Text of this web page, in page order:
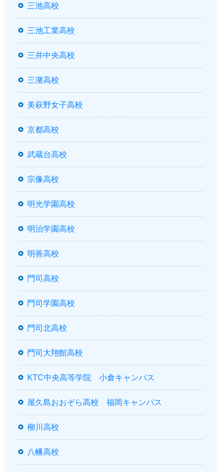
三池高校
三池工業高校
三井中央高校
三潴高校
美萩野女子高校
京都高校
武蔵台高校
宗像高校
明光学園高校
明治学園高校
明善高校
門司高校
門司学園高校
門司北高校
門司大翔館高校
KTC中央高等学院 小倉キャンパス
屋久島おおぞら高校 福岡キャンパス
柳川高校
八幡高校